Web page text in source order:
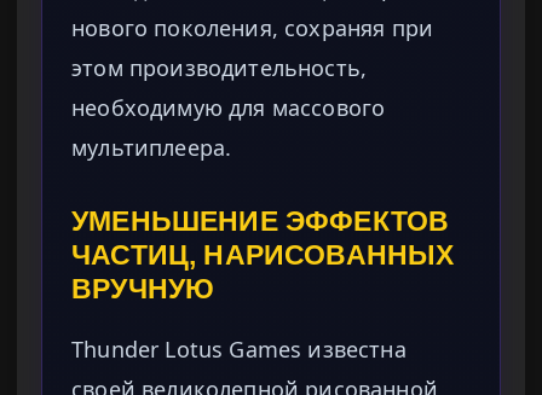
нового поколения, сохраняя при
этом производительность,
необходимую для массового
мультиплеера.
УМЕНЬШЕНИЕ ЭФФЕКТОВ
ЧАСТИЦ, НАРИСОВАННЫХ
ВРУЧНУЮ
Thunder Lotus Games известна